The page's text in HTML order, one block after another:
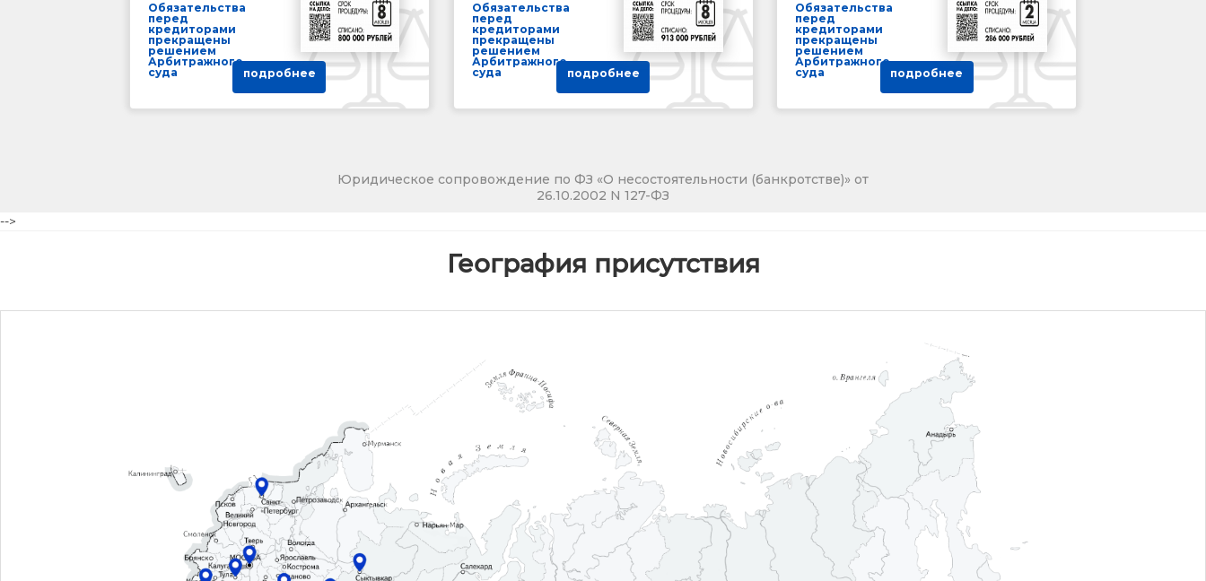
Обязательства
перед
кредиторами
прекращены
решением
Арбитражного
суда
подробнее
Обязательства
перед
кредиторами
прекращены
решением
Арбитражного
суда
подробнее
Обязательства
перед
кредиторами
прекращены
решением
Арбитражного
суда
подробнее
Юридическое сопровождение по ФЗ «О несостоятельности (банкротстве)» от
26.10.2002 N 127-ФЗ
-->
География присутствия